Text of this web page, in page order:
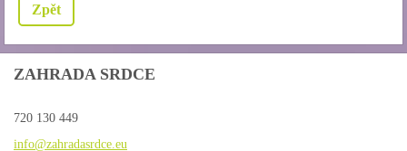
Zpět
ZAHRADA SRDCE
720 130 449
info@zahradasrdce.eu